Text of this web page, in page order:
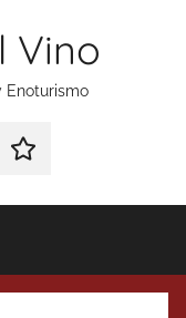
Vino
Enoturismo
Contacto